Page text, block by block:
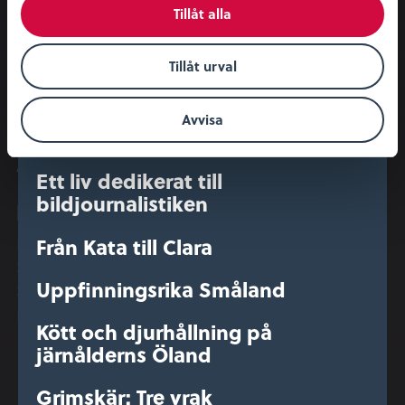
Tillåt alla
Tillåt urval
Avvisa
Båtsmansfamiljer i
stormaktstidens Sverige
Torpens tysta liv – när
skönlitteratur möter arkeologi
Järnåldersmänniskor in på livet
Ett liv dedikerat till
bildjournalistiken
Från Kata till Clara
Uppfinningsrika Småland
Kött och djurhållning på
järnålderns Öland
Grimskär: Tre vrak
Besök oss
Öppettider
Entrébiljetter
Evenemangskalender
Konferens & Event
Restaurang & Kafé
Ångkvarnen
Kundservice
Integritetspolicy
Köpvillkor
Kontakt
Kontaktuppgifter
Stöd museet